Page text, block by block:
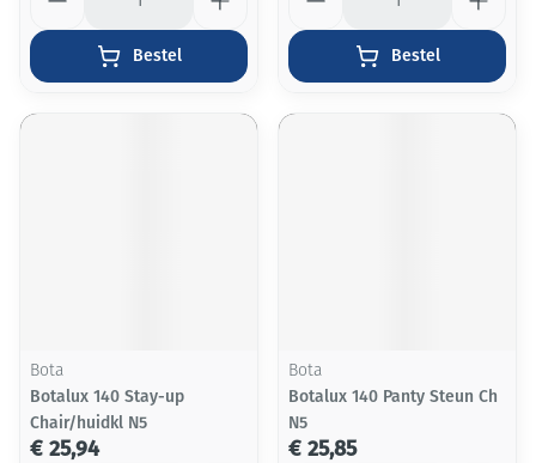
Bestel Bestel
Bota
Botalux 140 Stay-up
Chair/huidkl N5
€ 25,94
Bota
Botalux 140 Panty Steun Ch
N5
€ 25,85